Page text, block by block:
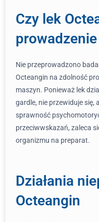
Czy lek
Nie przeprowadzono
Octeangin na zdolność
maszyn. Ponieważ lek
gardle, nie przewiduje się,
sprawność
przeciwwskazań, zaleca
organizmu na preparat.
Działania
Octeangin